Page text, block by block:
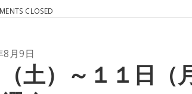
CLOSED
8月9日
土）～１１日（